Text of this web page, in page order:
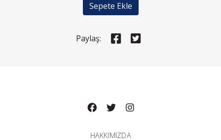
Sepete Ekle
Paylaş:
HAKKIMIZDA